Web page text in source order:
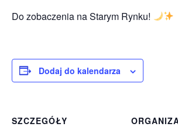
Do zobaczenia na Starym Rynku!
Dodaj do kalendarza
SZCZEGÓŁY